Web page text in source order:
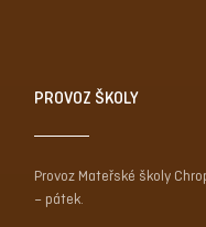
PROVOZ ŠKOLY
Provoz Mateřské školy
– pátek.